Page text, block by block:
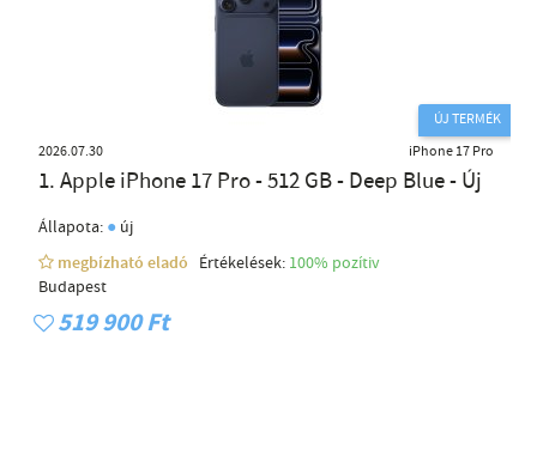
ÚJ TERMÉK
2026.07.30
iPhone 17 Pro
1. Apple iPhone 17 Pro - 512 GB - Deep Blue - Új
Állapota: ● új
megbízható eladó
Értékelések: 100% pozítiv
Budapest
519 900 Ft